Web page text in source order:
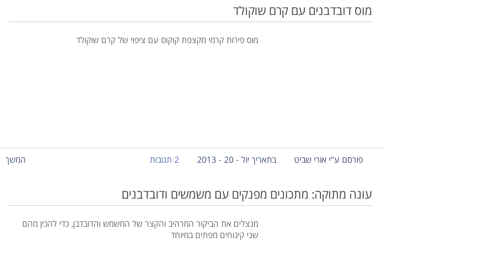
מוס דובדבנים עם קרם שוקולד
מוס פירות קרמי מקצפת קוקוס עם ציפוי של קרם שוקולד
פורסם ע"י אורי שביט בתאריך יול - 20 - 2013 2 תגובות המשך
עונה מתוקה: מתכונים מפנקים עם משמשים ודובדבנים
מנצלים את הביקור המרהיב והקצר של המשמש והדובדבן, כדי להכין מהם
שני קינוחים מפתים במיוחד